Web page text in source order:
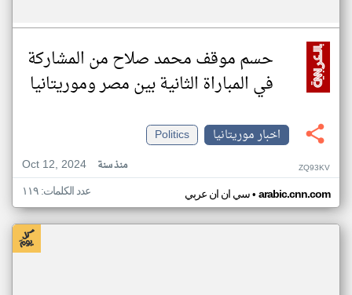
حسم موقف محمد صلاح من المشاركة
في المباراة الثانية بين مصر وموريتانيا
اخبار موريتانيا
Politics
Oct 12, 2024
منذ سنة ZQ93KV
سي ان ان عربي• arabic.cnn.com عدد الكلمات: ١١٩